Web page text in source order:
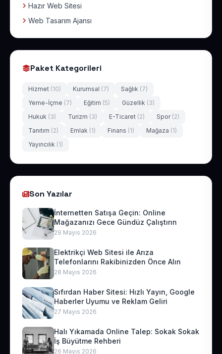
Hazır Web Sitesi
Web Tasarım Ajansı
Paket Kategorileri
Hizmet (10) Kurumsal (7) Sağlık (7)
Yeme-İçme (7) Eğitim (5) Güzellik (3)
Hukuk (3) Turizm (3) E-Ticaret (2) Spor (2)
Tanıtım (2) Emlak (1) Finans (1) Mağaza (1)
Yayıncılık (1)
Son Yazılar
İnternetten Satışa Geçin: Online
Mağazanızı Gece Gündüz Çalıştırın
29 Mayıs 2026
Elektrikçi Web Sitesi ile Arıza
Telefonlarını Rakibinizden Önce Alın
28 Mayıs 2026
Sıfırdan Haber Sitesi: Hızlı Yayın, Google
Haberler Uyumu ve Reklam Geliri
27 Mayıs 2026
Halı Yıkamada Online Talep: Sokak Sokak
İş Büyütme Rehberi
26 Mayıs 2026